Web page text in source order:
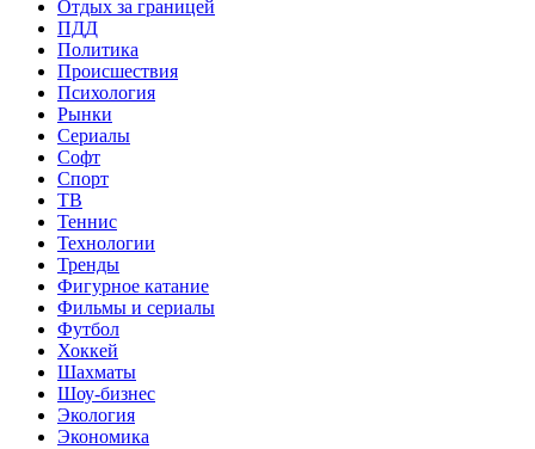
Отдых за границей
ПДД
Политика
Происшествия
Психология
Рынки
Сериалы
Софт
Спорт
ТВ
Теннис
Технологии
Тренды
Фигурное катание
Фильмы и сериалы
Футбол
Хоккей
Шахматы
Шоу-бизнес
Экология
Экономика